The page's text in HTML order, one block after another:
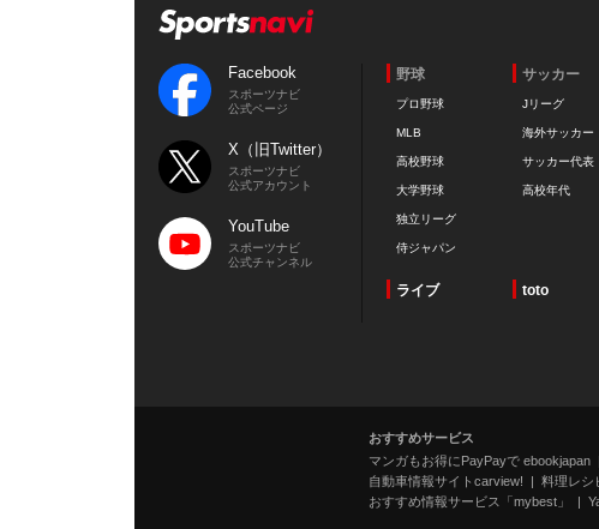
Facebook
スポーツナビ
公式ページ
X（旧Twitter）
スポーツナビ
公式アカウント
YouTube
スポーツナビ
公式チャンネル
野球
プロ野球
MLB
高校野球
大学野球
独立リーグ
侍ジャパン
サッカー
Jリーグ
海外サッカー
サッカー代表
高校年代
ライブ toto
おすすめサービス
マンガもお得にPayPayで ebookjapan
自動車情報サイトcarview!
料理レシ
おすすめ情報サービス「mybest」